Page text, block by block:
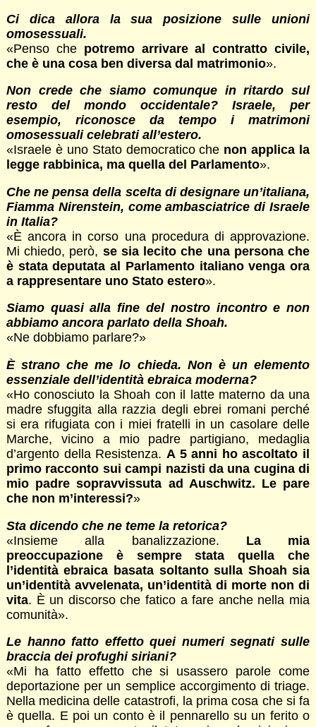
Ci dica allora la sua posizione sulle unioni
omosessuali.
«Penso che potremo arrivare al contratto civile,
che è una cosa ben diversa dal matrimonio».
Non crede che siamo comunque in ritardo sul
resto del mondo occidentale? Israele, per
esempio, riconosce da tempo i matrimoni
omosessuali celebrati all’estero.
«Israele è uno Stato democratico che non applica la
legge rabbinica, ma quella del Parlamento».
Che ne pensa della scelta di designare un’italiana,
Fiamma Nirenstein, come ambasciatrice di Israele
in Italia?
«È ancora in corso una procedura di approvazione.
Mi chiedo, però, se sia lecito che una persona che
è stata deputata al Parlamento italiano venga ora
a rappresentare uno Stato estero».
Siamo quasi alla fine del nostro incontro e non
abbiamo ancora parlato della Shoah.
«Ne dobbiamo parlare?»
È strano che me lo chieda. Non è un elemento
essenziale dell’identità ebraica moderna?
«Ho conosciuto la Shoah con il latte materno da una
madre sfuggita alla razzia degli ebrei romani perché
si era rifugiata con i miei fratelli in un casolare delle
Marche, vicino a mio padre partigiano, medaglia
d’argento della Resistenza. A 5 anni ho ascoltato il
primo racconto sui campi nazisti da una cugina di
mio padre sopravvissuta ad Auschwitz. Le pare
che non m’interessi?»
Sta dicendo che ne teme la retorica?
«Insieme alla banalizzazione. La mia
preoccupazione è sempre stata quella che
l’identità ebraica basata soltanto sulla Shoah sia
un’identità avvelenata, un’identità di morte non di
vita. È un discorso che fatico a fare anche nella mia
comunità».
Le hanno fatto effetto quei numeri segnati sulle
braccia dei profughi siriani?
«Mi ha fatto effetto che si usassero parole come
deportazione per un semplice accorgimento di triage.
Nella medicina delle catastrofi, la prima cosa che si fa
è quella. E poi un conto è il pennarello su un ferito o